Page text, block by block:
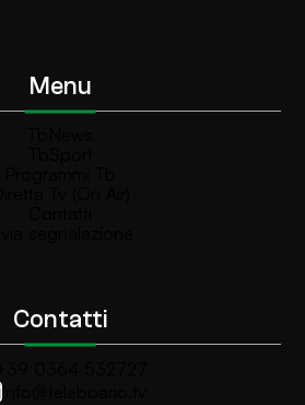
Menu
Contatti
info@teleboario.tv